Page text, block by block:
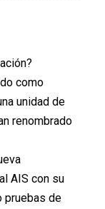
como
unidad de
renombrado
AIS con su
pruebas de